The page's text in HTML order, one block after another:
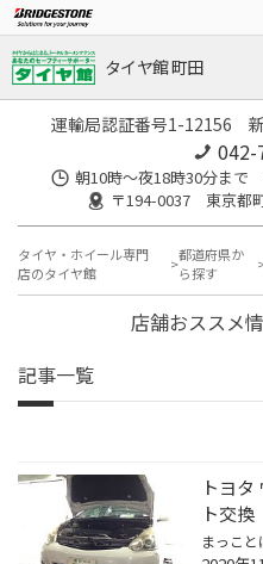
タイヤ館 町田
運輸局認証番号1-12156 新
042-
朝10時～夜18時30分まで
〒194-0037 東京都
タイヤ・ホイール専門
店のタイヤ館
都道府県か
ら探す
店舗おススメ
記事一覧
トヨ
ト交換